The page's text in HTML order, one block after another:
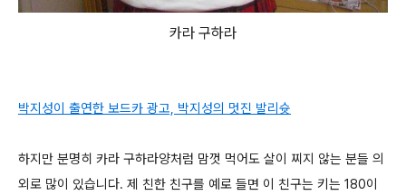
카라 구하라
박지성이 출연한 보드카 광고, 박지성의 멋진 발리슛
하지만 분명히 카라 구하라양처럼 맘껏 먹어도 살이 찌지 않는 분들 의
외로 많이 있습니다. 제 친한 친구를 예로 들면 이 친구는 키는 180이